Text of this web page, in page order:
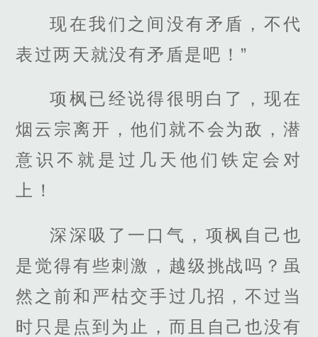
现在我们之间没有矛盾，不代
表过两天就没有矛盾是吧！”
项枫已经说得很明白了，现在
烟云宗离开，他们就不会为敌，潜
意识不就是过几天他们铁定会对
上！
深深吸了一口气，项枫自己也
是觉得有些刺激，越级挑战吗？虽
然之前和严枯交手过几招，不过当
时只是点到为止，而且自己也没有